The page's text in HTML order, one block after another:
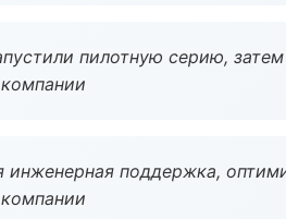
пилотную серию,
инженерная поддержка,